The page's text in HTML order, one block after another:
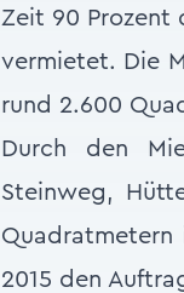
Zeit 90 Prozent
vermietet. Die
rund 2.600
Durch den
Steinweg,
2015 den